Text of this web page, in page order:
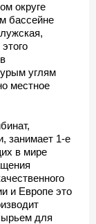
округе
бассейне
углям
местное
занимает 1-е
в мире
и Европе это
для